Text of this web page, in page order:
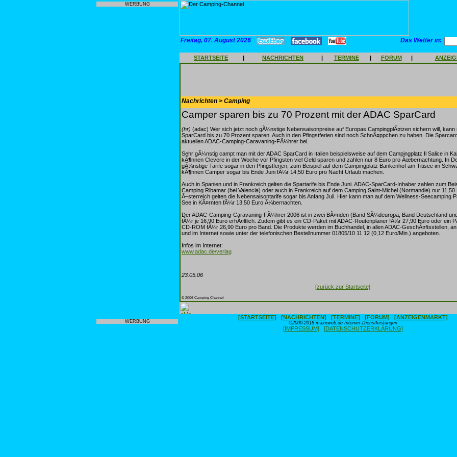
WERBUNG
WERBUNG
Freitag, 07. August 2026 Das Wetter in:
STARTSEITE | NACHRICHTEN | TERMINE | FORUM |
Nachrichten > Camping
Camper sparen bis zu 70 Prozent mit der ADAC SparCard
(hr) (adac) Wer sich jetzt noch gÃ¼nstige Nebensaisonpreise auf Europas CampingplÃ¤tzen sichern will, kann
SparCard bis zu 70 Prozent sparen. Auch in den Pfingstferien sind noch SchnÃ¤ppchen zu haben. Die
aktuellen ADAC-Camping-Caravaning-FÃ¼hrer bei.
Sehr gÃ¼nstig campt man mit der ADAC SparCard in Italien beispielsweise auf dem Campingplatz Il Salice in
kÃ¶nnen Clevere in der Woche vor Pfingsten viel Geld sparen und zahlen nur 8 Euro pro Ãœbernachtung. In
gÃ¼nstige Tarife sogar in den Pfingstferien, zum Beispiel auf dem Campingplatz Bankenhof am Titisee im
kÃ¶nnen Camper sogar bis Ende Juni fÃ¼r 14,50 Euro pro Nacht Urlaub machen.
Auch in Spanien und in Frankreich gelten die Spartarife bis Ende Juni. ADAC-SparCard-Inhaber zahlen zum
Camping Ribamar (bei Valencia) oder auch in Frankreich auf dem Camping Saint-Michel (Normandie) nur
Ã–sterreich gelten die Nebensaisontarife sogar bis Anfang Juli. Hier kann man auf dem Wellness-Seecamping
See in KÃ¤rnten fÃ¼r 13,50 Euro Ã¼bernachten.
Der ADAC-Camping-Caravaning-FÃ¼hrer 2006 ist in zwei BÃ¤nden (Band SÃ¼deuropa, Band Deutschland
fÃ¼r je 16,90 Euro erhÃ¤ltlich. Zudem gibt es ein CD-Paket mit ADAC-Routenplaner fÃ¼r 27,90 Euro oder ein
CD-ROM fÃ¼r 26,90 Euro pro Band. Die Produkte werden im Buchhandel, in allen ADAC-GeschÃ¤ftsstellen,
und im Internet sowie unter der telefonischen Bestellnummer 01805/10 11 12 (0,12 Euro/Min.) angeboten.
Infos im Internet:
www.adac.de/verlag
23.05.06
[zurück zur Startseite]
© 2006 Camping-Channel
[STARTSEITE] [NACHRICHTEN] [TERMINE] [FORUM] [ANZEIGENMARKT]
©2000-2018 maxxweb.de Internet-Dienstleistungen
[IMPRESSUM] [DATENSCHUTZERKLÄRUNG]